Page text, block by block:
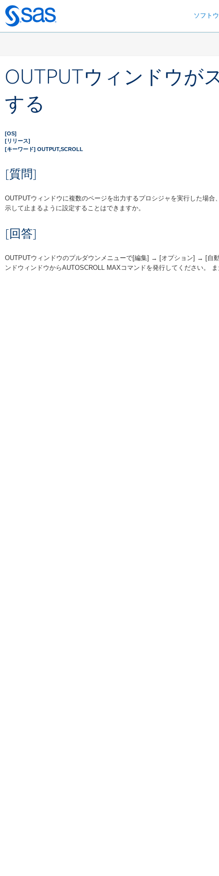
Skip
ソフト
OUTPUTウィンドウが
する
[OS]
[リリース]
[キーワード] OUTPUT,SCROLL
[質問]
OUTPUTウィンドウに複数のページを出力するプロシジャを実行した場
示して止まるように設定することはできますか。
[回答]
OUTPUTウィンドウのプルダウンメニューで[編集] → [オプション] → [自
ンドウィンドウからAUTOSCROLL MAXコマンドを発行してください。